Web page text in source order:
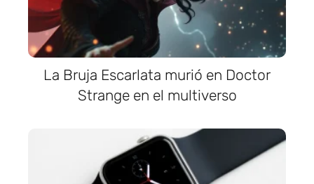
La Bruja Escarlata murió en Doctor
Strange en el multiverso